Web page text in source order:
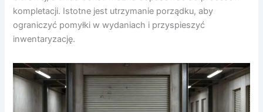
kompletacji. Istotne jest utrzymanie porządku, aby
ograniczyć pomyłki w wydaniach i przyspieszyć
inwentaryzację.